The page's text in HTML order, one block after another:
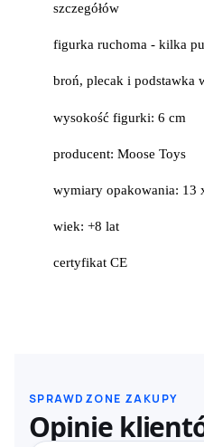
szczegółów
figurka ruchoma - kilka
broń, plecak i podstawka
wysokość figurki: 6 cm
producent: Moose Toys
wymiary opakowania: 13
wiek: +8 lat
certyfikat CE
SPRAWDZONE ZAKUPY
Opinie